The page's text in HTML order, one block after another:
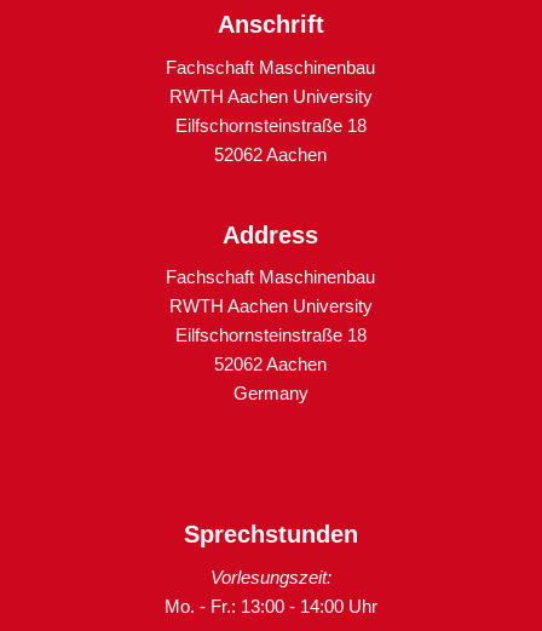
Anschrift
Fachschaft Maschinenbau
RWTH Aachen University
Eilfschornsteinstraße 18
52062 Aachen
Address
Fachschaft Maschinenbau
RWTH Aachen University
Eilfschornsteinstraße 18
52062 Aachen
Germany
Sprechstunden
Vorlesungszeit:
Mo. - Fr.: 13:00 - 14:00 Uhr